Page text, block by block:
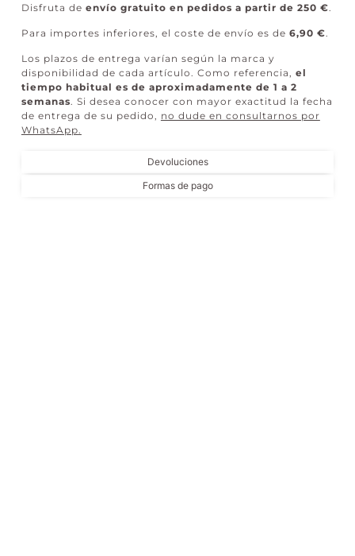
Devoluciones
Formas de pago
Disfruta de envío gratuito en pedidos a partir de 250 €
Para importes inferiores, el coste de envío es de 6,90 €
Los plazos de entrega varían según la marca y
disponibilidad de cada artículo. Como referencia, el
tiempo habitual es de aproximadamente de 1 a 2
semanas. Si desea conocer con mayor exactitud la fecha
de entrega de su pedido, no dude en consultarnos por
WhatsApp.